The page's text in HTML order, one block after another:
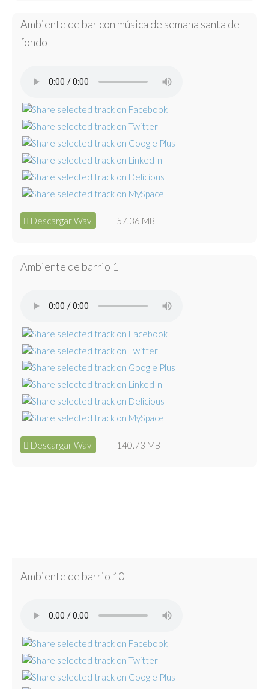
Ambiente de bar con música de semana santa de
fondo
Descargar Wav 57.36 MB
Ambiente de barrio 1
Descargar Wav 140.73 MB
Ambiente de barrio 10